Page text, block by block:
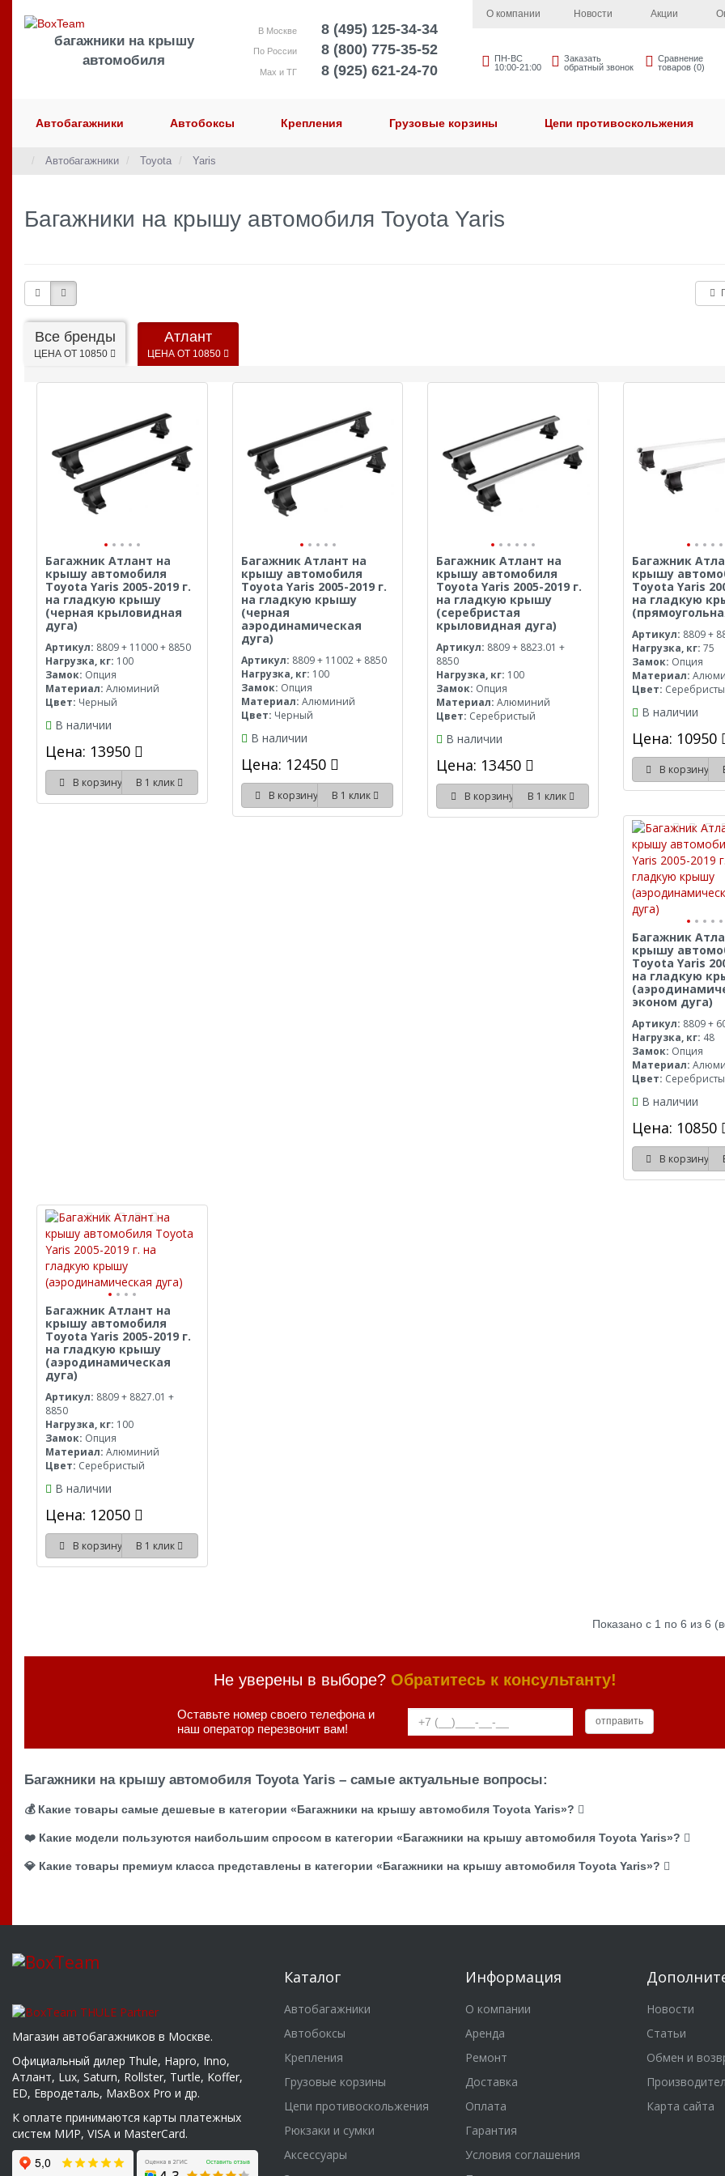
О компании Новости Акции
багажники на крышу
автомобиля
В Москве 8 (495) 125-34-34
По России 8 (800) 775-35-52
Max и ТГ 8 (925) 621-24-70
ПН-ВС
10:00-21:00
Заказать
обратный звонок
Сравнение
товаров (0)
Автобагажники Автобоксы Крепления Грузовые корзины Цепи противоскольжения
Автобагажники Toyota Yaris
Багажники на крышу автомобиля Toyota Yaris
Все бренды
ЦЕНА ОТ 10850
Атлант
ЦЕНА ОТ 10850
Багажник Атлант на
крышу автомобиля
Toyota Yaris 2005-2019 г.
на гладкую крышу
(черная крыловидная
дуга)
Артикул: 8809 + 11000 + 8850
Нагрузка, кг: 100
Замок: Опция
Материал: Алюминий
Цвет: Черный
В наличии
Цена: 13950
В корзину В 1 клик
Багажник Атлант на
крышу автомобиля
Toyota Yaris 2005-2019 г.
на гладкую крышу
(черная
аэродинамическая
дуга)
Артикул: 8809 + 11002 + 8850
Нагрузка, кг: 100
Замок: Опция
Материал: Алюминий
Цвет: Черный
В наличии
Цена: 12450
В корзину В 1 клик
Багажник Атлант на
крышу автомобиля
Toyota Yaris 2005-2019 г.
на гладкую крышу
(серебристая
крыловидная дуга)
Артикул: 8809 + 8823.01 +
8850
Нагрузка, кг: 100
Замок: Опция
Материал: Алюминий
Цвет: Серебристый
В наличии
Цена: 13450
В корзину В 1 клик
Багажник
крышу
Toyota Yaris
на гладкую
Артикул: 8809 +
Нагрузка, кг: 75
Замок: Опция
Материал:
Цвет:
В наличии
Цена: 10950
В корзину
Багажник
крышу
Toyota Yaris
на гладкую
эконом дуга)
Артикул: 8809 +
Нагрузка, кг: 48
Замок: Опция
Материал:
Цвет:
В наличии
Цена: 10850
В корзину
Багажник Атлант на
крышу автомобиля
Toyota Yaris 2005-2019 г.
на гладкую крышу
(аэродинамическая
дуга)
Артикул: 8809 + 8827.01 +
8850
Нагрузка, кг: 100
Замок: Опция
Материал: Алюминий
Цвет: Серебристый
В наличии
Цена: 12050
В корзину В 1 клик
Показано с 1 по 6 из 6
Не уверены в выборе? Обратитесь к консультанту!
Оставьте номер своего телефона и
наш оператор перезвонит вам!
Багажники на крышу автомобиля Toyota Yaris – самые актуальные вопросы:
💰 Какие товары самые дешевые в категории «Багажники на крышу автомобиля Toyota Yaris»?
❤️ Какие модели пользуются наибольшим спросом в категории «Багажники на крышу автомобиля Toyota Yaris»?
💎 Какие товары премиум класса представлены в категории «Багажники на крышу автомобиля Toyota Yaris»?
Магазин автобагажников в Москве.
Официальный дилер Thule, Hapro, Inno,
Атлант, Lux, Saturn, Rollster, Turtle, Koffer,
ED, Евродеталь, MaxBox Pro и др.
К оплате принимаются карты платежных
систем МИР, VISA и MasterCard.
Каталог
Автобагажники
Автобоксы
Крепления
Грузовые корзины
Цепи противоскольжения
Рюкзаки и сумки
Аксессуары
Информация
О компании
Аренда
Ремонт
Доставка
Оплата
Гарантия
Условия соглашения
Новости
Статьи
Обмен и
Карта сайта